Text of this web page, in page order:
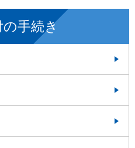
手続き